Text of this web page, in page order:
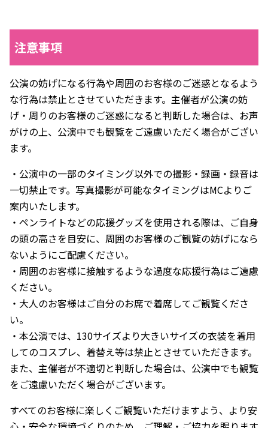
注意事項
公演の妨げになる行為や周囲のお客様のご迷惑となるよう
な行為は禁止とさせていただきます。主催者が公演の妨
げ・周りのお客様のご迷惑になると判断した場合は、お声
がけの上、公演中でも観覧をご遠慮いただく場合がござい
ます。
・公演中の一部のタイミング以外での撮影・録画・録音は
一切禁止です。写真撮影が可能なタイミングはMCよりご
案内いたします。
・ペンライトなどの応援グッズを使用される際は、ご自身
の頭の高さを目安に、周囲のお客様のご観覧の妨げになら
ないようにご配慮ください。
・周囲のお客様に接触するような過度な応援行為はご遠慮
ください。
・大人のお客様はご自分のお席で着席してご観覧くださ
い。
・本公演では、130サイズより大きいサイズの衣装を着用
してのコスプレ、着替え等は禁止とさせていただきます。
また、主催者が不適切と判断した場合は、公演中でも観覧
をご遠慮いただく場合がございます。
すべてのお客様に楽しくご観覧いただけますよう、より安